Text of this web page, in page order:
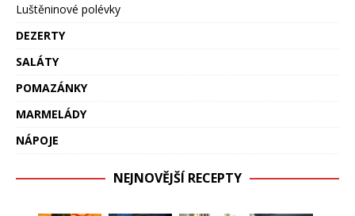
Luštěninové polévky
DEZERTY
SALÁTY
POMAZÁNKY
MARMELÁDY
NÁPOJE
NEJNOVĚJŠÍ RECEPTY